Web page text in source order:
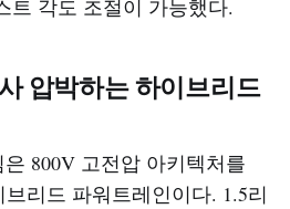
트 각도 조절이 가능했다.
압박하는 하이브리드
은 800V 고전압 아키텍처를
리드 파워트레인이다. 1.5리